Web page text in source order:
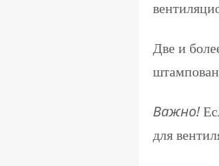
Две и
Важно!
для